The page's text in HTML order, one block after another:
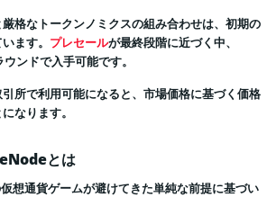
格なトークンノミクスの組み合わせは、初期の
ます。 プレセールが最終段階に近づく中、
ンドで入手可能です。
所で利用可能になると、市場価格に基づく価格
なります。
とは
想通貨ゲームが避けてきた単純な前提に基づい